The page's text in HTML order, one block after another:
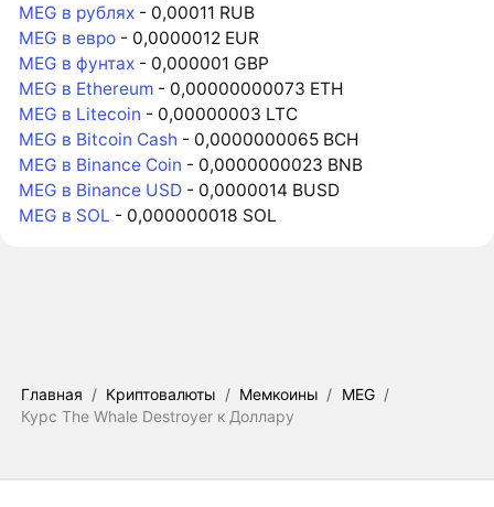
MEG в рублях - 0,00011 RUB
MEG в евро - 0,0000012 EUR
MEG в фунтах - 0,000001 GBP
MEG в Ethereum - 0,00000000073 ETH
MEG в Litecoin - 0,00000003 LTC
MEG в Bitcoin Cash - 0,0000000065 BCH
MEG в Binance Coin - 0,0000000023 BNB
MEG в Binance USD - 0,0000014 BUSD
MEG в SOL - 0,000000018 SOL
Главная / Криптовалюты / Мемкоины / MEG /
Курс The Whale Destroyer к Доллару